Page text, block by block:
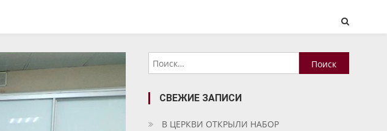
Найти:
СВЕЖИЕ ЗАПИСИ
В ЦЕРКВИ ОТКРЫЛИ НАБОР